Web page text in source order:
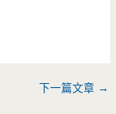
下一篇文章 →